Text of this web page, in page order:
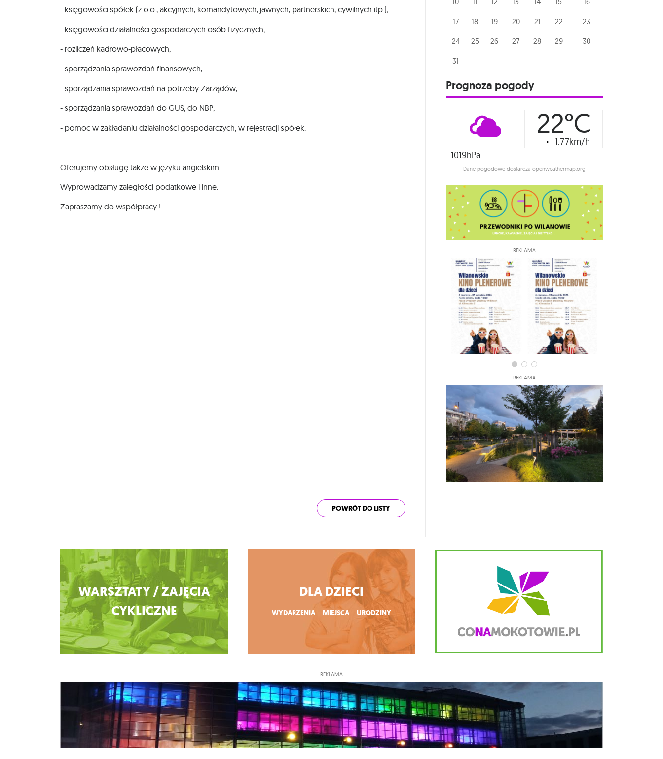
- księgowości spółek (z o.o., akcyjnych, komandytowych, jawnych, partnerskich, cywilnych itp.);
- księgowości działalności gospodarczych osób fizycznych;
- rozliczeń kadrowo-płacowych,
- sporządzania sprawozdań finansowych,
- sporządzania sprawozdań na potrzeby Zarządów,
- sporządzania sprawozdań do GUS, do NBP,
- pomoc w zakładaniu działalności gospodarczych, w rejestracji spółek.
Oferujemy obsługę także w języku angielskim.
Wyprowadzamy zaległości podatkowe i inne.
Zapraszamy do współpracy !
POWRÓT DO LISTY
17 18 19 20 21 22 23
24 25 26 27 28 29 30
31
Prognoza pogody
22°C
1.77km/h
1019hPa
Dane pogodowe dostarcza openweathermap.org
REKLAMA
REKLAMA
Zobacz więcej
WARSZTATY / ZAJĘCIA
CYKLICZNE
DLA DZIECI
WYDARZENIA MIEJSCA URODZINY
REKLAMA